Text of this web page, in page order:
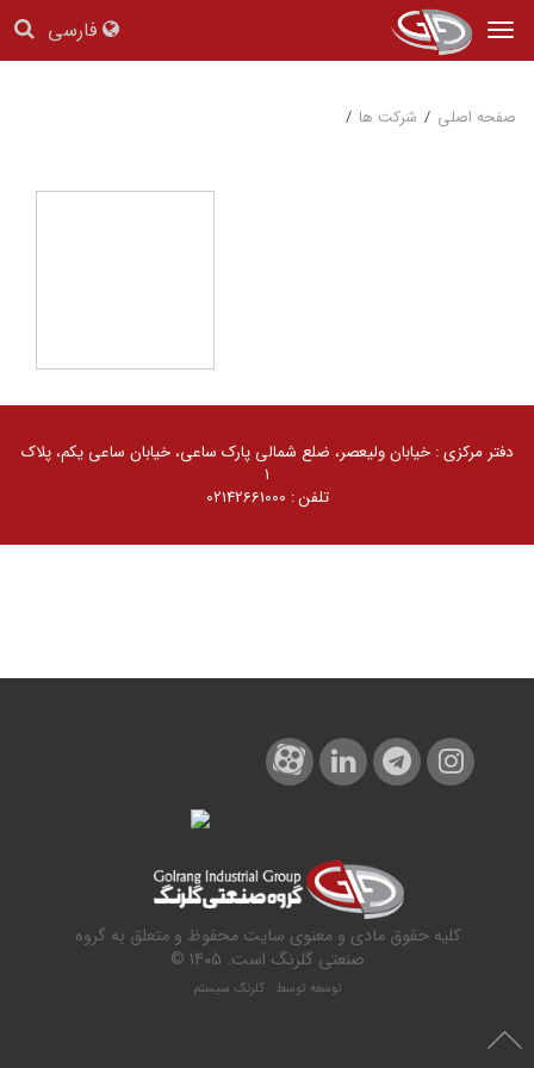
فارسی
صفحه اصلی / شرکت ها /
دفتر مرکزی : خیابان ولیعصر، ضلع شمالی پارک ساعی، خیابان ساعی یکم، پلاک
۱
تلفن : 02142661000
کلیه حقوق مادی و معنوی سایت محفوظ و متعلق به گروه
صنعتی گلرنگ است. 1405 ©
توسعه توسط گلرنگ سیستم